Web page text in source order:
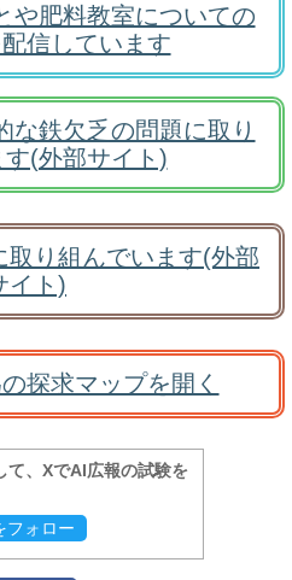
や肥料教室についての
信しています
な鉄欠乏の問題に取り
(外部サイト)
り組んでいます(外部
イト)
探求マップを開く
て、XでAI広報の試験を
フォロー